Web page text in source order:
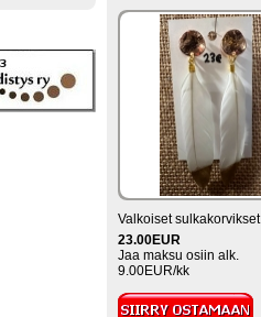
Valkoiset sulkakorvikset
23.00EUR
Jaa maksu osiin alk.
9.00EUR/kk